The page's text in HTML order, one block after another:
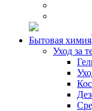
Бытовая химия
Уход за